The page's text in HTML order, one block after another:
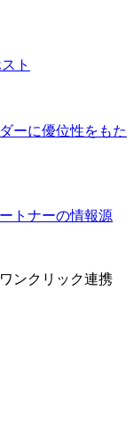
ト
ーに優位性をもた
トナーの情報源
ンクリック連携